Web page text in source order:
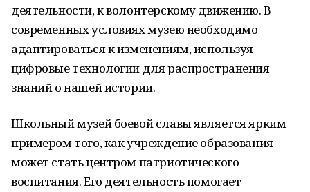
деятельности, к волонтерскому движению. В
современных условиях музею необходимо
адаптироваться к изменениям, используя
цифровые технологии для распространения
знаний о нашей истории.
Школьный музей боевой славы является ярким
примером того, как учреждение образования
может стать центром патриотического
воспитания. Его деятельность помогает